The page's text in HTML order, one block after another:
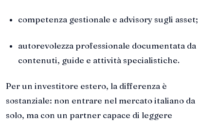
competenza gestionale e advisory sugli asset;
autorevolezza professionale documentata da
contenuti, guide e attività specialistiche.
Per un investitore estero, la differenza è
sostanziale: non entrare nel mercato italiano da
solo, ma con un partner capace di leggere